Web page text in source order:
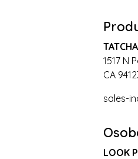
1517 N
CA
sales-
LOOK